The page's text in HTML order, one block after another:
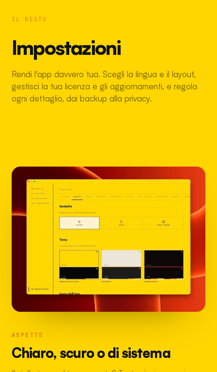
IL RESTO
Impostazioni
Rendi l'app davvero tua. Scegli la lingua e il layout,
gestisci la tua licenza e gli aggiornamenti, e regola
ogni dettaglio, dai backup alla privacy.
ASPETTO
Chiaro, scuro o di sistema